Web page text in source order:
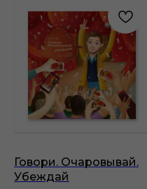
Говори. Очаровывай.
Убеждай